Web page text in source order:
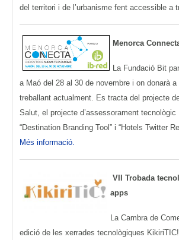
del territori i de l’urbanisme fent accessible a
Menorca
La Fundació Bit
a Maó del 28 al 30 de novembre i on donarà
treballant actualment. Es tracta del projecte
Salut, el projecte d’assessorament
“Destination Branding Tool” i “Hotels Twitter
Més informació.
VII Trobada
apps
La Cambra de
edició de les xerrades tecnològiques